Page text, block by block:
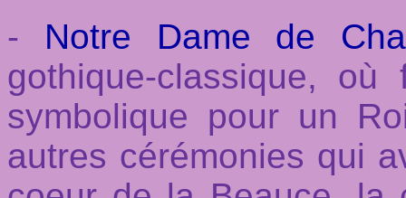
- Notre Dame de
gothique-classique,
symbolique pour un
autres cérémonies qui